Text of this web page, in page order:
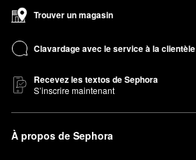
Trouver un magasin
Clavardage avec le service à la clientèle
Recevez les textos de Sephora
S’inscrire maintenant
À propos de Sephora